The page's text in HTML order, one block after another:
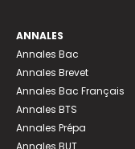
ANNALES
Annales Bac
Annales Brevet
Annales Bac Français
Annales BTS
Annales Prépa